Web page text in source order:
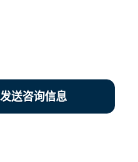
发送咨询信息